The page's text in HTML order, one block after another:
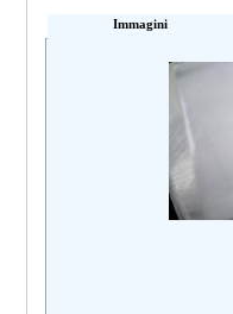
Immagini